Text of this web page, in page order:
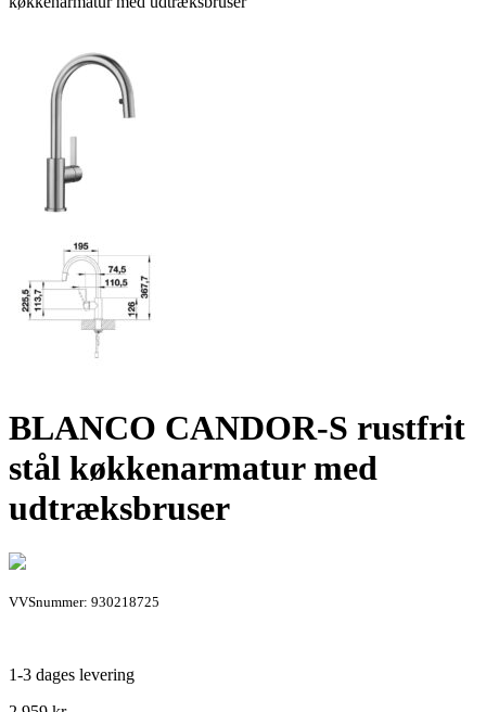
BLANCO CANDOR-S rustfrit
stål køkkenarmatur med
udtræksbruser
VVSnummer: 930218725
1-3 dages levering